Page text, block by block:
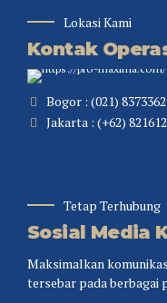
Lokasi Kami
Kontak
Bogor : (021)
Jakarta : (+62)
Tetap Terhubung
Sosial Media
Maksimalkan
tersebar pada berbagai